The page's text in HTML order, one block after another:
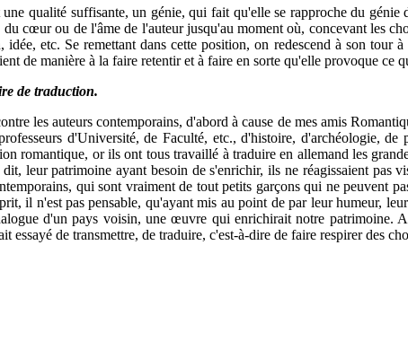
qualité suffisante, un génie, qui fait qu'elle se rapproche du génie
cœur ou de l'âme de l'auteur jusqu'au moment où, concevant les
etc. Se remettant dans cette position, on redescend à son
de manière à la faire retentir et à faire en sorte qu'elle provoque ce
de traduction.
les auteurs contemporains, d'abord à cause de mes amis
d'Université, de Faculté, etc., d'histoire, d'archéologie,
romantique, or ils ont tous travaillé à traduire en allemand les
leur patrimoine ayant besoin de s'enrichir, ils ne réagissaient pas
qui sont vraiment de tout petits garçons qui ne peuvent
il n'est pas pensable, qu'ayant mis au point de par leur humeur,
d'un pays voisin, une œuvre qui enrichirait notre patrimoine.
essayé de transmettre, de traduire, c'est-à-dire de faire respirer des